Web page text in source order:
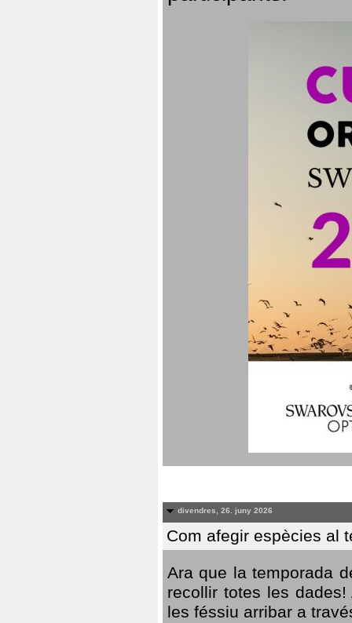
divendres, 26. juny 2026
Com afegir espècies al
Ara que la temporada
recollir totes les
les féssiu arribar a